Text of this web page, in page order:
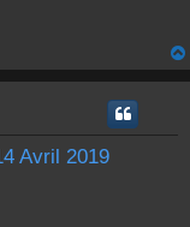
Avril 2019